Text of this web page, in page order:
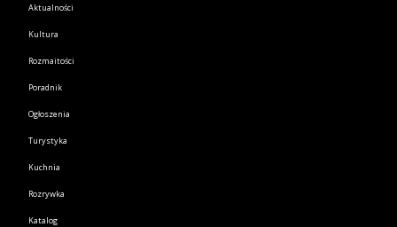
Aktualności
Kultura
Rozmaitości
Poradnik
Ogłoszenia
Turystyka
Kuchnia
Rozrywka
Katalog